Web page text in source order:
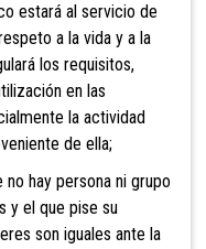
estará al servicio de
a la vida y a la
los requisitos,
en las
la actividad
de ella;
no hay persona ni grupo
y el que pise su
son iguales ante la